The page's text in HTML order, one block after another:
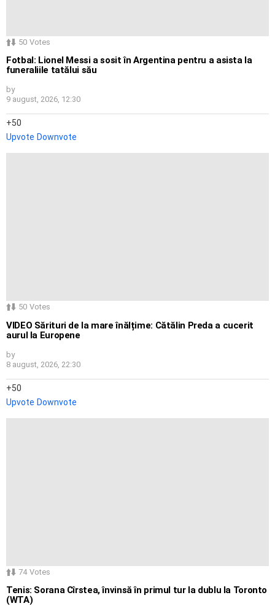
50 Votes
Fotbal: Lionel Messi a sosit în Argentina pentru a asista la
funeraliile tatălui său
by
9 august, 2026, 12:30
50
Upvote Downvote
50 Votes
VIDEO Sărituri de la mare înălțime: Cătălin Preda a cucerit
aurul la Europene
by
8 august, 2026, 22:30
50
Upvote Downvote
74 Votes
Tenis: Sorana Cîrstea, învinsă în primul tur la dublu la Toronto
(WTA)